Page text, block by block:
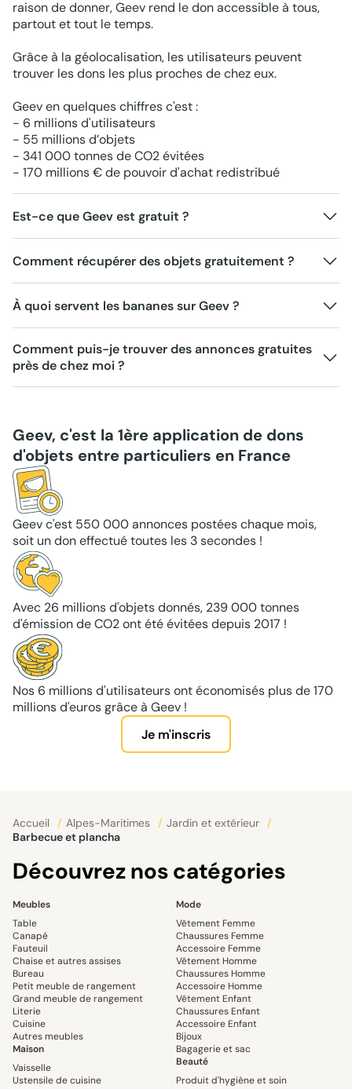
raison de donner, Geev rend le don accessible à tous,
partout et tout le temps.
Grâce à la géolocalisation, les utilisateurs peuvent
trouver les dons les plus proches de chez eux.
Geev en quelques chiffres c'est :
- 6 millions d'utilisateurs
- 55 millions d’objets
- 341 000 tonnes de CO2 évitées
- 170 millions € de pouvoir d'achat redistribué
Est-ce que Geev est gratuit ?
Comment récupérer des objets gratuitement ?
À quoi servent les bananes sur Geev ?
Comment puis-je trouver des annonces gratuites
près de chez moi ?
Geev, c'est la 1ère application de dons
d'objets entre particuliers en France
Geev c'est 550 000 annonces postées chaque mois,
soit un don effectué toutes les 3 secondes !
Avec 26 millions d'objets donnés, 239 000 tonnes
d'émission de CO2 ont été évitées depuis 2017 !
Nos 6 millions d'utilisateurs ont économisés plus de 170
millions d'euros grâce à Geev !
Je m'inscris
Accueil / Alpes-Maritimes / Jardin et extérieur
/
Barbecue et plancha
Découvrez nos catégories
Meubles
Table
Canapé
Fauteuil
Chaise et autres assises
Bureau
Petit meuble de rangement
Grand meuble de rangement
Literie
Cuisine
Autres meubles
Maison
Vaisselle
Ustensile de cuisine
Mode
Vêtement Femme
Chaussures Femme
Accessoire Femme
Vêtement Homme
Chaussures Homme
Accessoire Homme
Vêtement Enfant
Chaussures Enfant
Accessoire Enfant
Bijoux
Bagagerie et sac
Beauté
Produit d'hygiène et soin